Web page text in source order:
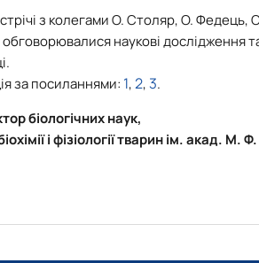
з колегами О. Столяр, О. Федець,
наукові дослідження
за посиланнями: 1,2, 3.
біологічних наук,
і фізіології тварин ім. акад. М. Ф.